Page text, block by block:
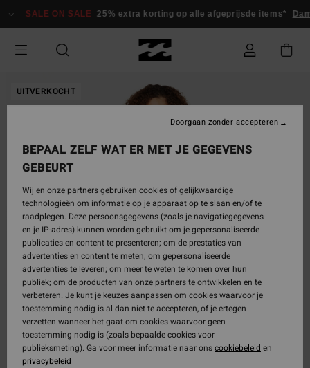
naar
SALE ON SALE 25% extra korting op alle afgeprijsde items*
UITVERKOCHT
BEPAAL ZELF WAT ER MET JE GEGEVENS
GEBEURT
Wij en onze partners gebruiken cookies of gelijkwaardige
technologieën om informatie op je apparaat op te slaan en/of te
raadplegen. Deze persoonsgegevens (zoals je navigatiegegevens
en je IP-adres) kunnen worden gebruikt om je gepersonaliseerde
publicaties en content te presenteren; om de prestaties van
advertenties en content te meten; om gepersonaliseerde
advertenties te leveren; om meer te weten te komen over hun
publiek; om de producten van onze partners te ontwikkelen en te
verbeteren. Je kunt je keuzes aanpassen om cookies waarvoor je
toestemming nodig is al dan niet te accepteren, of je ertegen
verzetten wanneer het gaat om cookies waarvoor geen
toestemming nodig is (zoals bepaalde cookies voor
publieksmeting). Ga voor meer informatie naar onscookiebeleid en
privacybeleid
Doorgaan zonder accepteren